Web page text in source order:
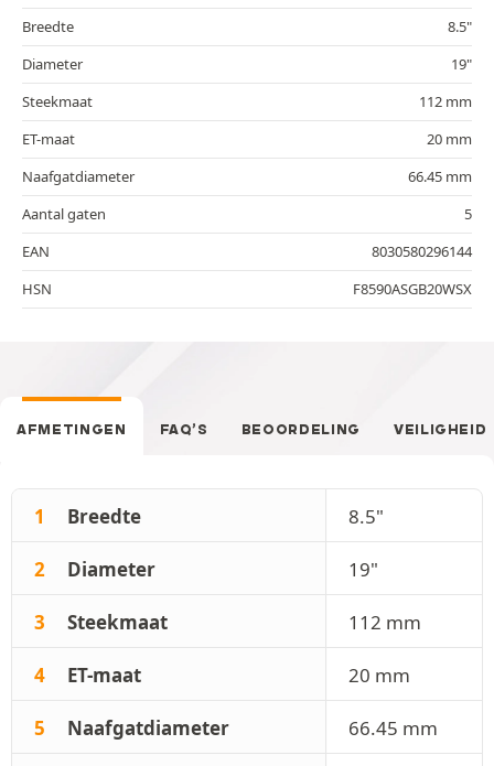
Breedte
8.5"
Diameter
19"
Steekmaat
112 mm
ET-maat
20 mm
Naafgatdiameter
66.45 mm
Aantal gaten
5
EAN
8030580296144
HSN
F8590ASGB20WSX
AFMETINGEN FAQ’S BEOORDELING VEILIGHEID
1 Breedte 8.5"
2 Diameter 19"
3 Steekmaat 112 mm
4 ET-maat 20 mm
5 Naafgatdiameter 66.45 mm